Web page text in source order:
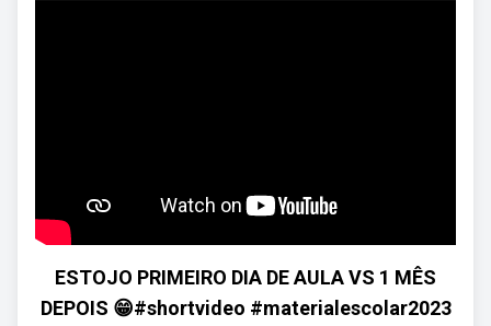
ESTOJO PRIMEIRO DIA DE AULA VS 1 MÊS
DEPOIS 😁#shortvideo #materialescolar2023